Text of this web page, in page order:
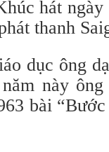
hát
thanh
dục ông
này
bài